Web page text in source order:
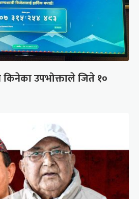
उपभोक्ताले जिते १०